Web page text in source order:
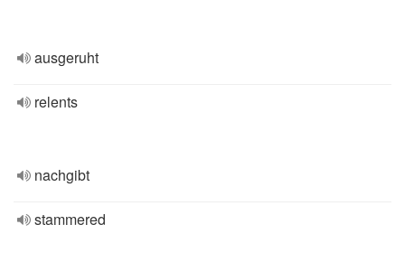
ausgeruht
relents
nachgibt
stammered